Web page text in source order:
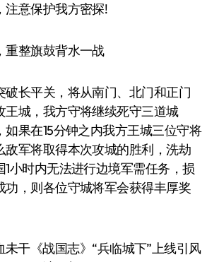
注意保护我方密探!
整旗鼓背水一战
长平关，将从南门、北门和正门
王城，我方守将继续死守三道城
如果在15分钟之内我方王城三位守将
敌军将取得本次攻城的胜利，洗劫
1小时内无法进行边境军需任务，损
功，则各位守城将军会获得丰厚奖